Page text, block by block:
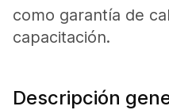
como garantía de
capacitación.
Descripción